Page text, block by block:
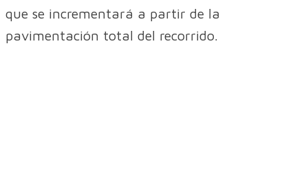
que se incrementará a partir de la
pavimentación total del recorrido.